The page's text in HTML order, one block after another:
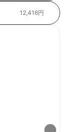
12,416円